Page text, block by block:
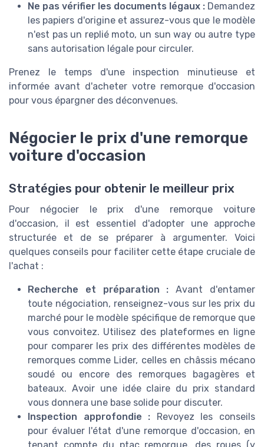
Ne pas vérifier les documents légaux : Demandez
les papiers d'origine et assurez-vous que le modèle
n'est pas un replié moto, un sun way ou autre type
sans autorisation légale pour circuler.
Prenez le temps d'une inspection minutieuse et
informée avant d'acheter votre remorque d'occasion
pour vous épargner des déconvenues.
Négocier le prix d'une remorque
voiture d'occasion
Stratégies pour obtenir le meilleur prix
Pour négocier le prix d'une remorque voiture
d'occasion, il est essentiel d'adopter une approche
structurée et de se préparer à argumenter. Voici
quelques conseils pour faciliter cette étape cruciale de
l'achat :
Recherche et préparation : Avant d'entamer
toute négociation, renseignez-vous sur les prix du
marché pour le modèle spécifique de remorque que
vous convoitez. Utilisez des plateformes en ligne
pour comparer les prix des différentes modèles de
remorques comme Lider, celles en châssis mécano
soudé ou encore des remorques bagagères et
bateaux. Avoir une idée claire du prix standard
vous donnera une base solide pour discuter.
Inspection approfondie : Revoyez les conseils
pour évaluer l'état d'une remorque d'occasion, en